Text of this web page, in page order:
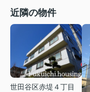
近隣の物件
世田谷区赤堤４丁目